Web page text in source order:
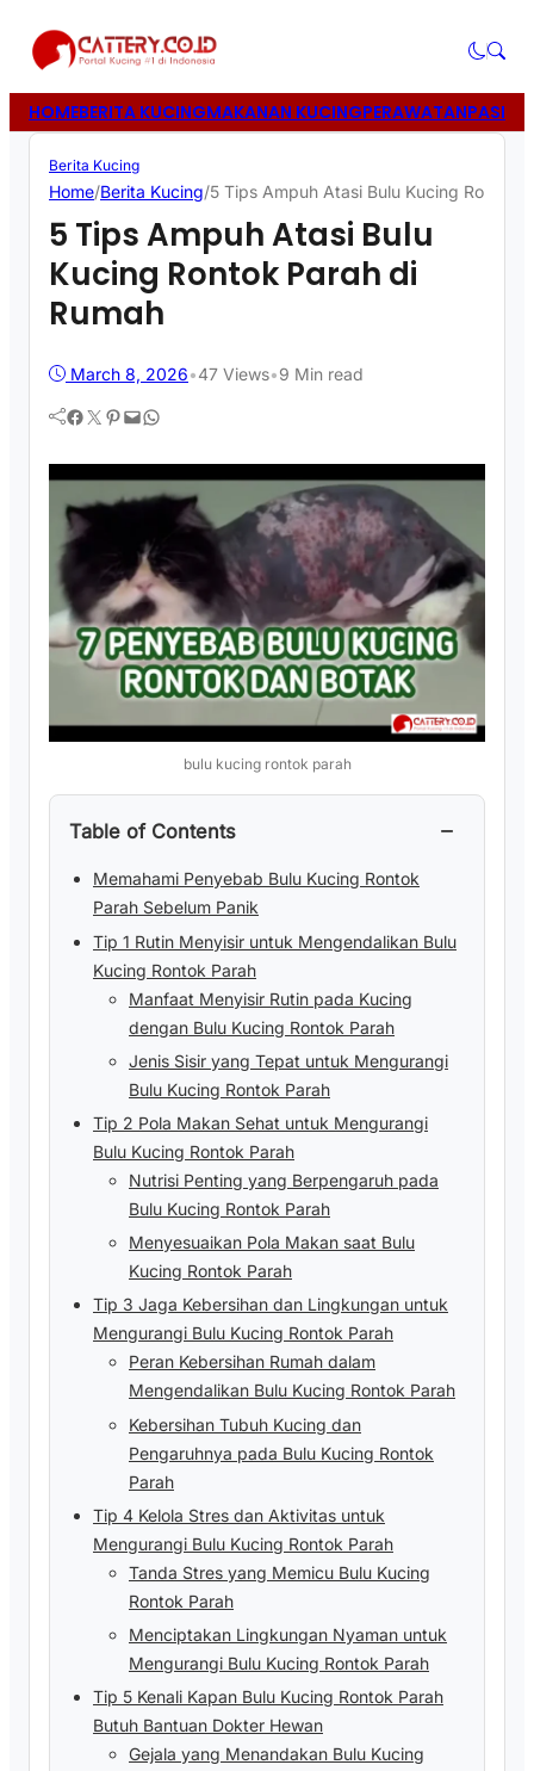
HOMEBERITA KUCINGMAKANAN KUCINGPERAWATANPASIR
Berita Kucing
Home/Berita Kucing/5 Tips Ampuh Atasi Bulu Kucing Rontok
5 Tips Ampuh Atasi Bulu
Kucing Rontok Parah di
Rumah
March 8, 2026•47 Views•9 Min read
Facebook Twitter Pinterest Mail WhatsApp
bulu kucing rontok parah
Table of Contents −
Memahami Penyebab Bulu Kucing Rontok
Parah Sebelum Panik
Tip 1 Rutin Menyisir untuk Mengendalikan Bulu
Kucing Rontok Parah
Manfaat Menyisir Rutin pada Kucing
dengan Bulu Kucing Rontok Parah
Jenis Sisir yang Tepat untuk Mengurangi
Bulu Kucing Rontok Parah
Tip 2 Pola Makan Sehat untuk Mengurangi
Bulu Kucing Rontok Parah
Nutrisi Penting yang Berpengaruh pada
Bulu Kucing Rontok Parah
Menyesuaikan Pola Makan saat Bulu
Kucing Rontok Parah
Tip 3 Jaga Kebersihan dan Lingkungan untuk
Mengurangi Bulu Kucing Rontok Parah
Peran Kebersihan Rumah dalam
Mengendalikan Bulu Kucing Rontok Parah
Kebersihan Tubuh Kucing dan
Pengaruhnya pada Bulu Kucing Rontok
Parah
Tip 4 Kelola Stres dan Aktivitas untuk
Mengurangi Bulu Kucing Rontok Parah
Tanda Stres yang Memicu Bulu Kucing
Rontok Parah
Menciptakan Lingkungan Nyaman untuk
Mengurangi Bulu Kucing Rontok Parah
Tip 5 Kenali Kapan Bulu Kucing Rontok Parah
Butuh Bantuan Dokter Hewan
Gejala yang Menandakan Bulu Kucing